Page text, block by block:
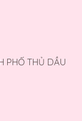
PHỐ THỦ DẦU